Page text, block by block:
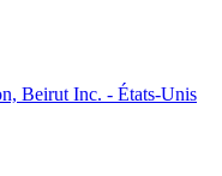
Beirut Inc. - États-Unis